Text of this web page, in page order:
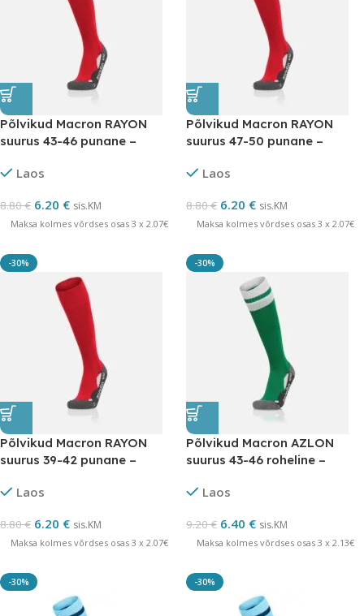
Põlvikud Macron RAYON
suurus 43-46 punane –
Laos
8.80€ 6.20 € sis.KM
Maksa kolmes võrdses osas 3 x 2.07€
Põlvikud Macron RAYON
suurus 47-50 punane –
Laos
8.80€ 6.20 € sis.KM
Maksa kolmes võrdses osas 3 x 2.07€
-30%
Põlvikud Macron RAYON
suurus 39-42 punane –
Laos
8.80€ 6.20 € sis.KM
Maksa kolmes võrdses osas 3 x 2.07€
-30%
Põlvikud Macron AZLON
suurus 43-46 roheline –
Laos
9.20€ 6.40 € sis.KM
Maksa kolmes võrdses osas 3 x 2.13€
-30% -30%